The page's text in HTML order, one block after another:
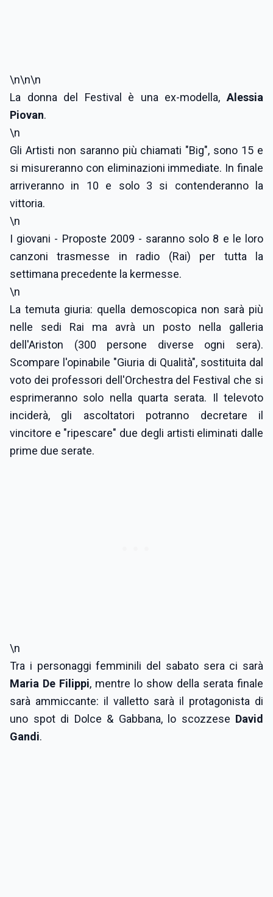
\n\n\n
La donna del Festival è una ex-modella, Alessia
Piovan.
\n
Gli Artisti non saranno più chiamati "Big", sono 15 e
si misureranno con eliminazioni immediate. In finale
arriveranno in 10 e solo 3 si contenderanno la
vittoria.
\n
I giovani - Proposte 2009 - saranno solo 8 e le loro
canzoni trasmesse in radio (Rai) per tutta la
settimana precedente la kermesse.
\n
La temuta giuria: quella demoscopica non sarà più
nelle sedi Rai ma avrà un posto nella galleria
dell'Ariston (300 persone diverse ogni sera).
Scompare l'opinabile "Giuria di Qualità", sostituita dal
voto dei professori dell'Orchestra del Festival che si
esprimeranno solo nella quarta serata. Il televoto
inciderà, gli ascoltatori potranno decretare il
vincitore e "ripescare" due degli artisti eliminati dalle
prime due serate.
\n
Tra i personaggi femminili del sabato sera ci sarà
Maria De Filippi, mentre lo show della serata finale
sarà ammiccante: il valletto sarà il protagonista di
uno spot di Dolce & Gabbana, lo scozzese David
Gandi.